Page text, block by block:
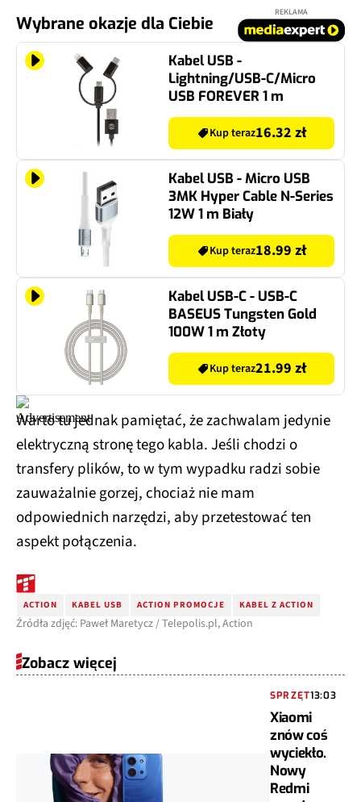
Wybrane okazje dla Ciebie
REKLAMA
Kabel USB -
Lightning/USB-C/Micro
USB FOREVER 1 m
Kup teraz16.32 zł
Kabel USB - Micro USB
3MK Hyper Cable N-Series
12W 1 m Biały
Kup teraz18.99 zł
Kabel USB-C - USB-C
BASEUS Tungsten Gold
100W 1 m Złoty
Kup teraz21.99 zł
Warto tu jednak pamiętać, że zachwalam jedynie
elektryczną stronę tego kabla. Jeśli chodzi o
transfery plików, to w tym wypadku radzi sobie
zauważalnie gorzej, chociaż nie mam
odpowiednich narzędzi, aby przetestować ten
aspekt połączenia.
ACTION KABEL USB ACTION PROMOCJE KABEL Z ACTION
Źródła zdjęć: Paweł Maretycz / Telepolis.pl, Action
Zobacz więcej
SPRZĘT13:03
Xiaomi
znów coś
wyciekło.
Nowy
Redmi